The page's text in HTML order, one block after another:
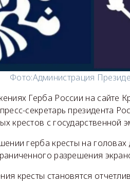
Фото:Администрация
Герба России на сайте
секретарь президента
крестов с государственной
герба кресты на головах
разрешения
кресты становятся